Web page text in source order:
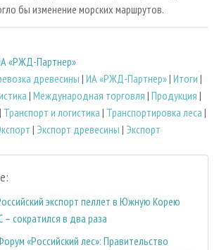
бы изменение морских маршрутов.
«РЖД-Партнер»
древесины | ИА «РЖД-Партнер»| Итоги |
| Международная торговля | Продукция |
| Транспорт и логистика | Транспортировка леса |
| Экспорт древесины | Экспорт
экспорт пеллет в Южную Корею
– сократился в два раза
«Российский лес»: Правительство